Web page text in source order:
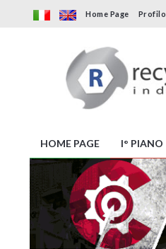
Home Page Profilo
HOME PAGE I° PIANO